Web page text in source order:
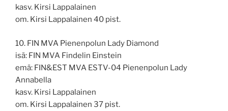
kasv. Kirsi Lappalainen
om. Kirsi Lappalainen 40 pist.
10. FIN MVA Pienenpolun Lady Diamond
isä: FIN MVA Findelin Einstein
emä: FIN&EST MVA ESTV-04 Pienenpolun Lady
Annabella
kasv. Kirsi Lappalainen
om. Kirsi Lappalainen 37 pist.